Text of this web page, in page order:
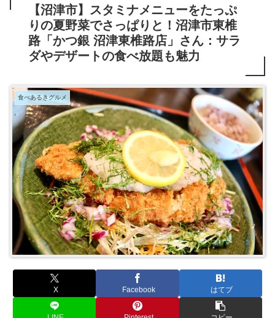
【沼津市】スタミナメニューをたっぷ
りの夏野菜でさっぱりと！沼津市東椎
路「かつ銀 沼津東椎路店」さん：サラ
ダやデザートの食べ放題も魅力
食べあるきグルメ
X Facebook はてブ